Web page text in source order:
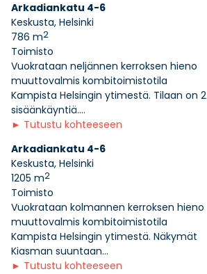
Arkadiankatu 4-6
Keskusta, Helsinki
786 m2
Toimisto
Vuokrataan neljännen kerroksen hieno
muuttovalmis kombitoimistotila
Kampista Helsingin ytimestä. Tilaan on 2
sisäänkäyntiä....
► Tutustu kohteeseen
Arkadiankatu 4-6
Keskusta, Helsinki
1205 m2
Toimisto
Vuokrataan kolmannen kerroksen hieno
muuttovalmis kombitoimistotila
Kampista Helsingin ytimestä. Näkymät
Kiasman suuntaan...
► Tutustu kohteeseen